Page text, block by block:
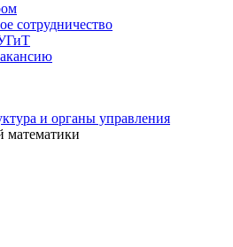
сотрудничество
и органы управления
математики